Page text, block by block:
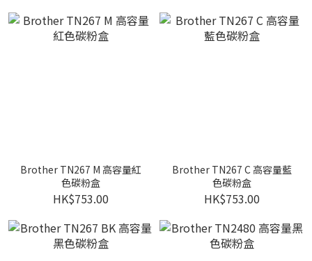
Brother TN267 M 高容量紅
色碳粉盒
HK$753.00
Brother TN267 C 高容量藍
色碳粉盒
HK$753.00